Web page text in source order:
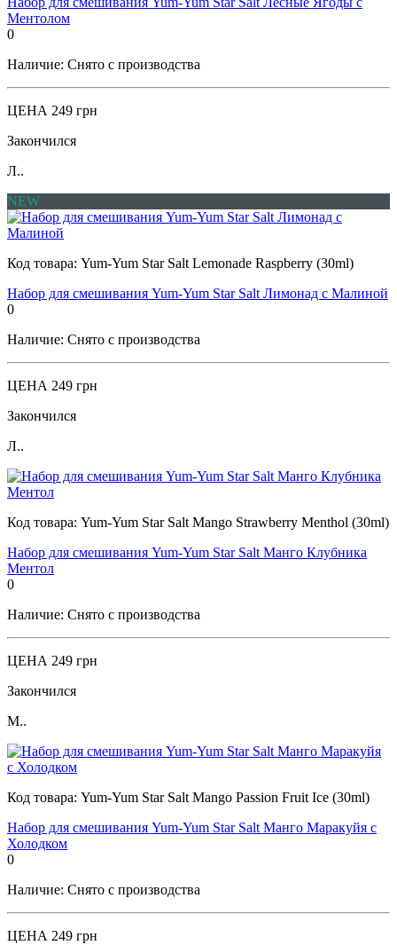
Ментолом
0
Наличие: Снято с производства
ЦЕНА 249 грн
Закончился
Л..
NEW
Код товара: Yum-Yum Star Salt Lemonade Raspberry (30ml)
Набор для смешивания Yum-Yum Star Salt Лимонад с Малиной
0
Наличие: Снято с производства
ЦЕНА 249 грн
Закончился
Л..
Код товара: Yum-Yum Star Salt Mango Strawberry Menthol (30ml)
Набор для смешивания Yum-Yum Star Salt Манго Клубника
Ментол
0
Наличие: Снято с производства
ЦЕНА 249 грн
Закончился
М..
Код товара: Yum-Yum Star Salt Mango Passion Fruit Ice (30ml)
Набор для смешивания Yum-Yum Star Salt Манго Маракуйя с
Холодком
0
Наличие: Снято с производства
ЦЕНА 249 грн